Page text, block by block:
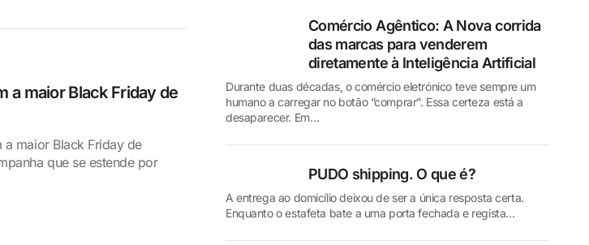
a maior Black Friday de
maior Black Friday de
que se estende por
Comércio Agêntico: A Nova corrida
das marcas para venderem
diretamente à Inteligência Artificial
Durante duas décadas, o comércio eletrónico teve sempre um
humano a carregar no botão “comprar”. Essa certeza está a
desaparecer. Em…
PUDO shipping. O que é?
A entrega ao domicílio deixou de ser a única resposta certa.
Enquanto o estafeta bate a uma porta fechada e regista…